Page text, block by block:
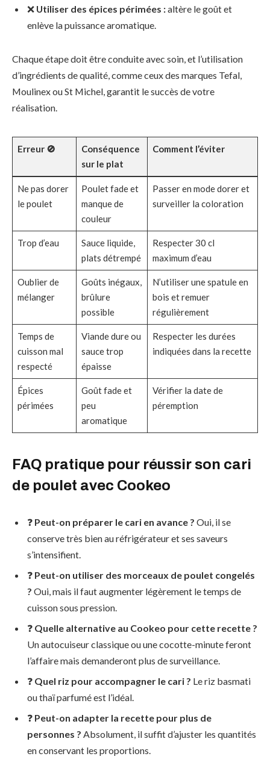
❌ Utiliser des épices périmées :altère le goût et
enlève la puissance aromatique.
Chaque étape doit être conduite avec soin, et l’utilisation
d’ingrédients de qualité, comme ceux des marques Tefal,
Moulinex ou St Michel, garantit le succès de votre
réalisation.
Erreur 🚫
Conséquence
sur le plat
Comment l’éviter
Ne pas dorer
le poulet
Poulet fade et
manque de
couleur
Passer en mode dorer et
surveiller la coloration
Trop d’eau
Sauce liquide,
plats détrempé
Respecter 30 cl
maximum d’eau
Oublier de
mélanger
Goûts inégaux,
brûlure
possible
N’utiliser une spatule en
bois et remuer
régulièrement
Temps de
cuisson mal
respecté
Viande dure ou
sauce trop
épaisse
Respecter les durées
indiquées dans la recette
Épices
périmées
Goût fade et
peu
aromatique
Vérifier la date de
péremption
FAQ pratique pour réussir son cari
de poulet avec Cookeo
❓ Peut-on préparer le cari en avance ? Oui, il se
conserve très bien au réfrigérateur et ses saveurs
s’intensifient.
❓ Peut-on utiliser des morceaux de poulet congelés
? Oui, mais il faut augmenter légèrement le temps de
cuisson sous pression.
❓ Quelle alternative au Cookeo pour cette recette ?
Un autocuiseur classique ou une cocotte-minute feront
l’affaire mais demanderont plus de surveillance.
❓ Quel riz pour accompagner le cari ? Le riz basmati
ou thaï parfumé est l’idéal.
❓ Peut-on adapter la recette pour plus de
personnes ? Absolument, il suffit d’ajuster les quantités
en conservant les proportions.